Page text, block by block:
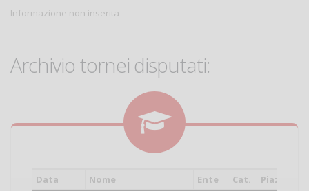
Informazione non inserita
Archivio tornei disputati:
Data Nome Ente Cat.